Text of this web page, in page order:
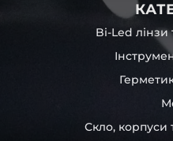
Bi-Led
Скло, корпуси